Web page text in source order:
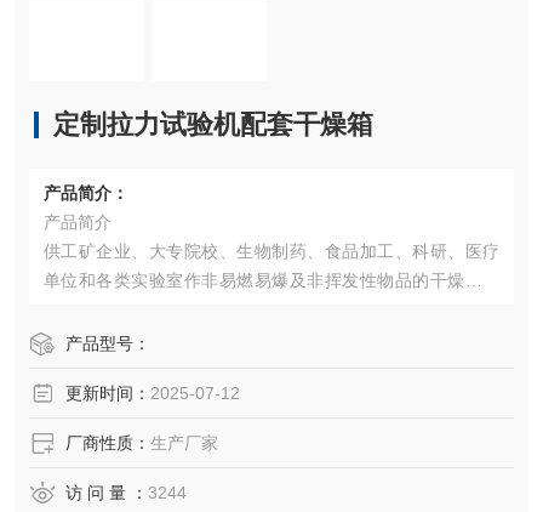
定制拉力试验机配套干燥箱
产品简介：
产品简介
供工矿企业、大专院校、生物制药、食品加工、科研、医疗
单位和各类实验室作非易燃易爆及非挥发性物品的干燥、烘
实验样本、食品、化学物质的热变性、热硬性、热软化、水
干燥、老化
产品型号：
更新时间： 2025-07-12
厂商性质： 生产厂家
访 问 量 ： 3244